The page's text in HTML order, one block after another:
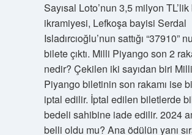
Sayısal Loto’nun 3,5 milyon
ikramiyesi, Lefkoşa bayisi Serdal
Isladırcıoğlu’nun sattığı “37910”
bilete çıktı. Milli Piyango son 2
nedir? Çekilen iki sayıdan biri Milli
Piyango biletinin son rakamı ise
iptal edilir. İptal edilen biletlerde
bedeli sahibine iade edilir. 2024
belli oldu mu? Ana ödülün yanı